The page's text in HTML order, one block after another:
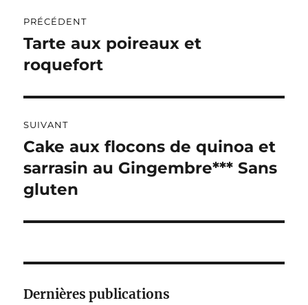
R
A
T
:
de
l’article
PRÉCÉDENT
Publication
précédente :
Tarte aux poireaux et
roquefort
SUIVANT
Publication
suivante :
Cake aux flocons de quinoa et
sarrasin au Gingembre*** Sans
gluten
Dernières publications